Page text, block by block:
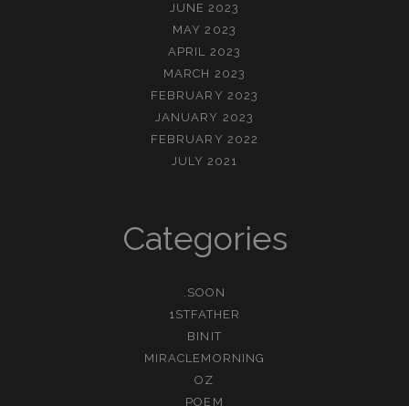
JUNE 2023
MAY 2023
APRIL 2023
MARCH 2023
FEBRUARY 2023
JANUARY 2023
FEBRUARY 2022
JULY 2021
Categories
.SOON
1STFATHER
BINIT
MIRACLEMORNING
OZ
POEM